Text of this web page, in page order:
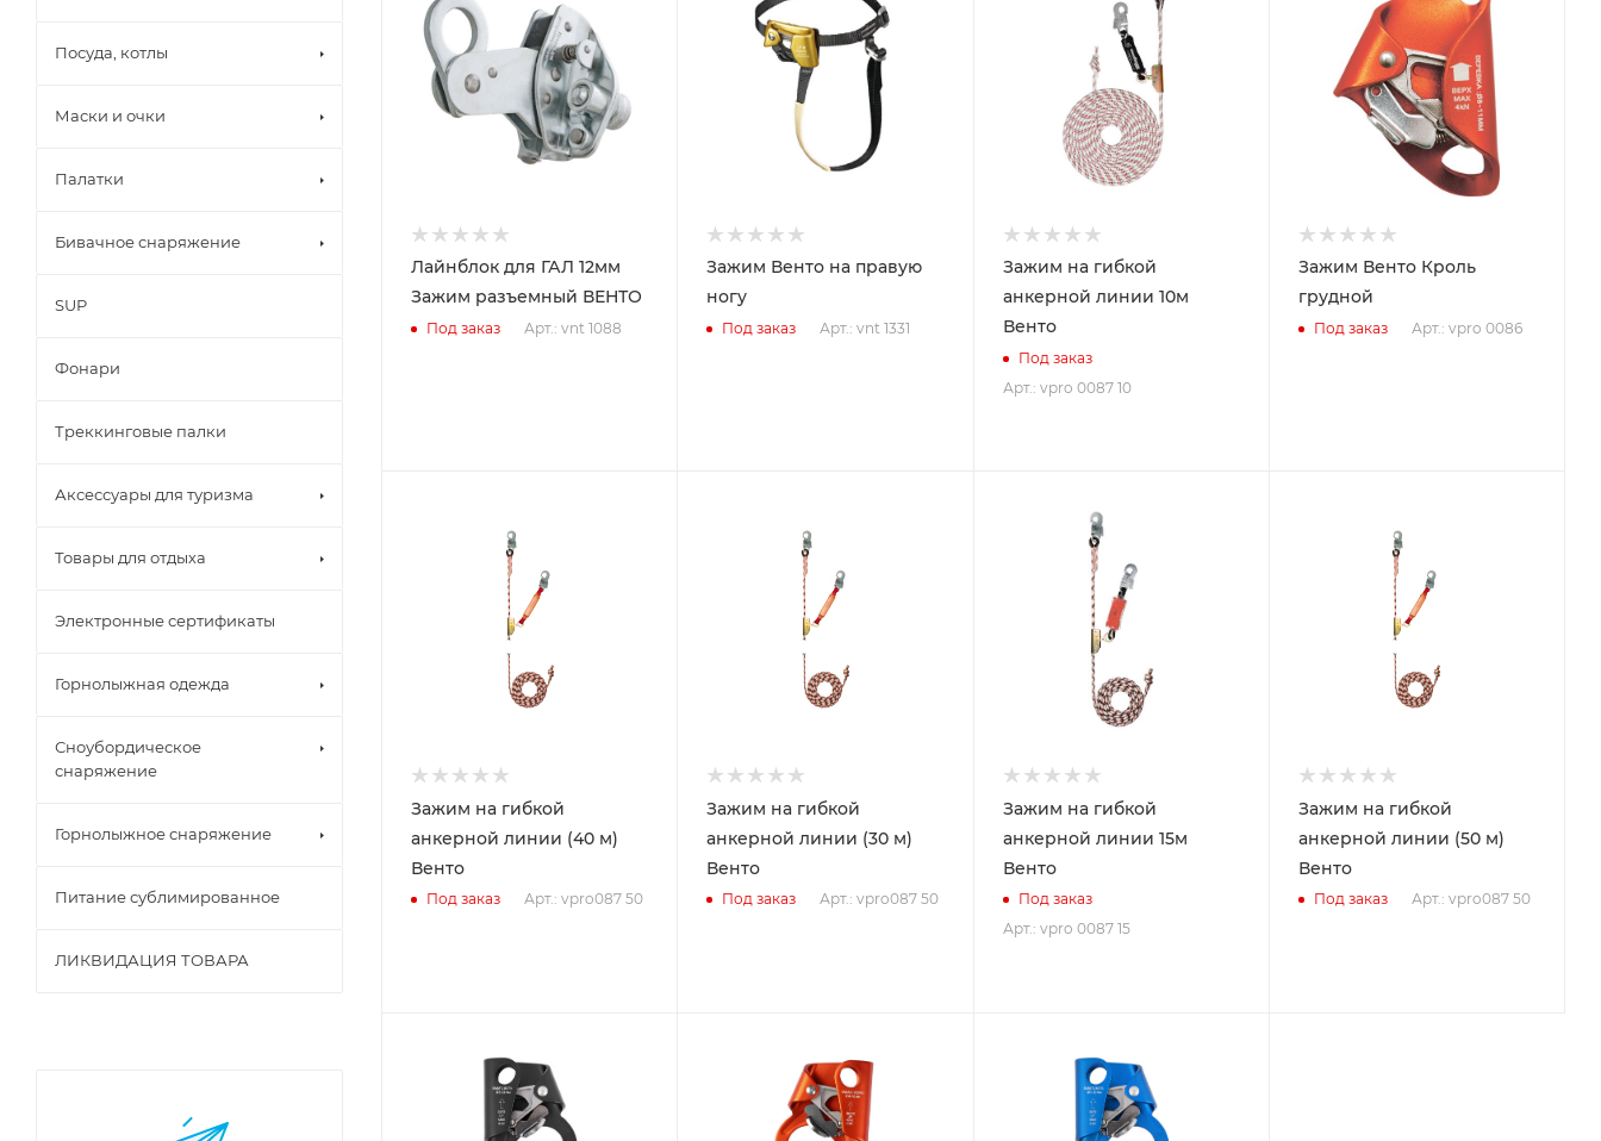
Лайнблок для ГАЛ 12мм
Зажим разъемный ВЕНТО
Под заказ Арт.: vnt 1088
Зажим Венто на правую
ногу
Под заказ Арт.: vnt 1331
Зажим на гибкой
анкерной линии 10м
Венто
Под заказ
Арт.: vpro 0087 10
Зажим Венто Кроль
грудной
Под заказ Арт.: vpro 0086
Зажим на гибкой
анкерной линии (40 м)
Венто
Под заказ Арт.: vpro087 50
Зажим на гибкой
анкерной линии (30 м)
Венто
Под заказ Арт.: vpro087 50
Зажим на гибкой
анкерной линии 15м
Венто
Под заказ
Арт.: vpro 0087 15
Зажим на гибкой
анкерной линии (50 м)
Венто
Под заказ Арт.: vpro087 50
Посуда, котлы
Маски и очки
Палатки
Бивачное снаряжение
SUP
Фонари
Треккинговые палки
Аксессуары для туризма
Товары для отдыха
Электронные сертификаты
Горнолыжная одежда
Сноубордическое
снаряжение
Горнолыжное снаряжение
Питание сублимированное
ЛИКВИДАЦИЯ ТОВАРА